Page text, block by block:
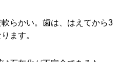
らかい。歯は、はえてから3
ます。